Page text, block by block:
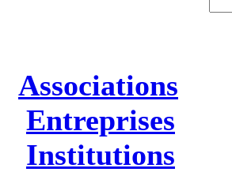
Associations
Entreprises
Institutions